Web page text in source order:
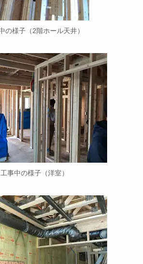
の様子（2階ホール天井）
工事中の様子（洋室）